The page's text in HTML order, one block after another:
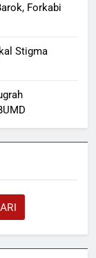
Forkabi
Stigma